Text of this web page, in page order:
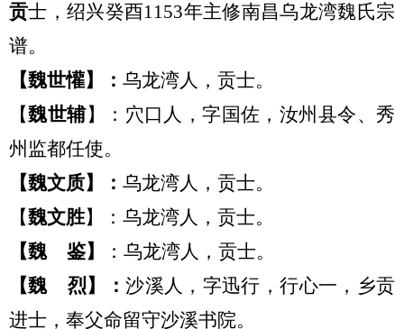
贡士，绍兴癸酉1153年主修南昌乌龙湾魏氏宗
谱。
【魏世懽】： 乌龙湾人 ，贡士。
【魏世辅】：穴口 人，字国佐， 汝州县令、秀
州监都任使。
【魏文质】： 乌龙湾人 ， 贡士。
【魏文胜】： 乌龙湾人 ， 贡士。
【魏 鉴】 ： 乌龙湾人， 贡士。
【魏
烈】 ：沙溪人， 字迅行，行心一， 乡贡
进士，奉父命留守沙溪书院。